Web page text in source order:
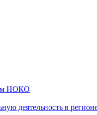
НОКО
деятельность в